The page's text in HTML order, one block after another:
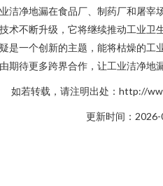
洁净地漏在食品厂、制药厂和屠宰
术不断升级，它将继续推动工业卫
是一个创新的主题，能将枯燥的工
期待更多跨界合作，让工业洁净地
如若转载，请注明出处：http://
更新时间：